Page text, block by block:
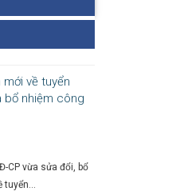
nhiệm công
vừa sửa đổi, bổ